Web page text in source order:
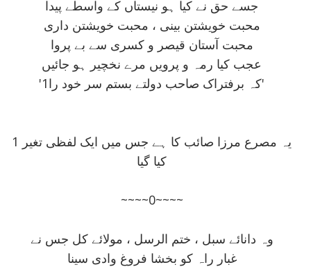
جسے حق نے کيا ہو نيستاں کے واسطے پيدا
محبت خويشتن بينی ، محبت خويشتن داری
محبت آستان قيصر و کسری سے بے پروا
عجب کيا رمہ و پرويں مرے نخچير ہو جائيں
'1کہ برفتراک صاحب دولتے بستم سر خود را'
1 يہ مصرع مرزا صائب کا ہے جس ميں ايک لفظی تغير
کيا گيا
~~~~0~~~~
وہ دانائے سبل ، ختم الرسل ، مولائے کل جس نے
غبار راہ کو بخشا فروغ وادی سينا